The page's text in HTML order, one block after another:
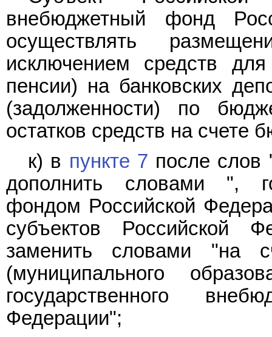
внебюджетный фонд
осуществлять
исключением средств
пенсии) на банковских
(задолженности) по
остатков средств на счете
к) в пункте 7 после слов
дополнить словами ",
фондом Российской
субъектов Российской
заменить словами "на
(муниципального
государственного
Федерации";